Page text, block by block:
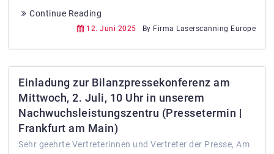
Continue Reading
12. Juni 2025 By Firma Laserscanning Europe
Einladung zur Bilanzpressekonferenz am
Mittwoch, 2. Juli, 10 Uhr in unserem
Nachwuchsleistungszentru (Pressetermin |
Frankfurt am Main)
Sehr geehrte Vertreterinnen und Vertreter der Presse, Am